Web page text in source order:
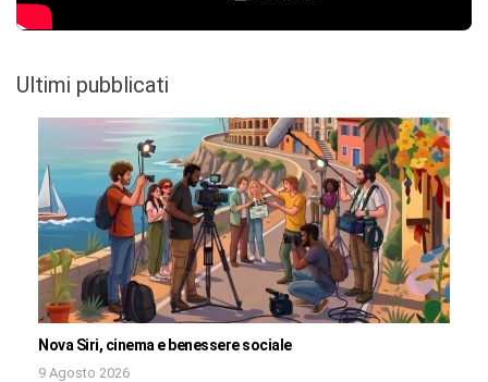
Ultimi pubblicati
Nova Siri, cinema e benessere sociale
9 Agosto 2026